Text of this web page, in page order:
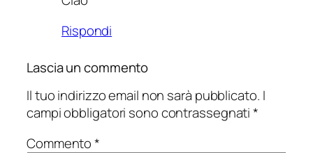
Rispondi
Lascia un commento
Il tuo indirizzo email non sarà pubblicato. I
campi obbligatori sono contrassegnati*
Commento*